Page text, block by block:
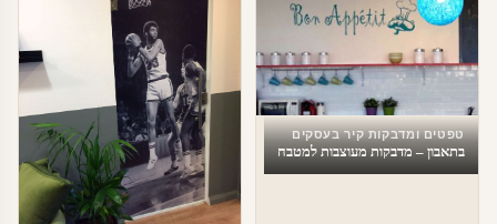
טפטים ומדבקות קיר בעסקים
בתאבון – מדבקות מעוצבות למטבח